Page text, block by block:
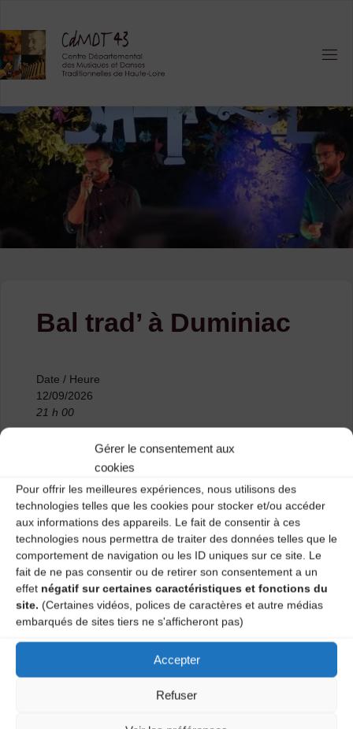
Gérer le consentement aux
cookies
Pour offrir les meilleures expériences, nous utilisons des
technologies telles que les cookies pour stocker et/ou accéder
aux informations des appareils. Le fait de consentir à ces
technologies nous permettra de traiter des données telles que le
comportement de navigation ou les ID uniques sur ce site. Le
fait de ne pas consentir ou de retirer son consentement a un
effet négatif sur certaines caractéristiques et fonctions du
site. (Certaines vidéos, polices de caractères et autre médias
embarqués de sites tiers ne s'afficheront pas)
Accepter
Refuser
content
Bal trad’ à Duminiac
Date / Heure
12/09/2026
21 h 00
Emplacement
Grange de Duminiac
19h00 – Repas sur réservation
21h00 – Bal trad’ avec Bâtons de Quartier et Boeuf
avec les musiciens présents – Di Mach duo
Ces trois musiciens unis autour du répertoire
traditionnel composent également leur propre musique.